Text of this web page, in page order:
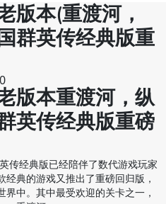
版本(重渡河，
英传经典版重
版本重渡河，纵
传经典版重磅
传经典版已经陪伴了数代游戏玩家
典的游戏又推出了重磅回归版，
中。其中最受欢迎的关卡之一，